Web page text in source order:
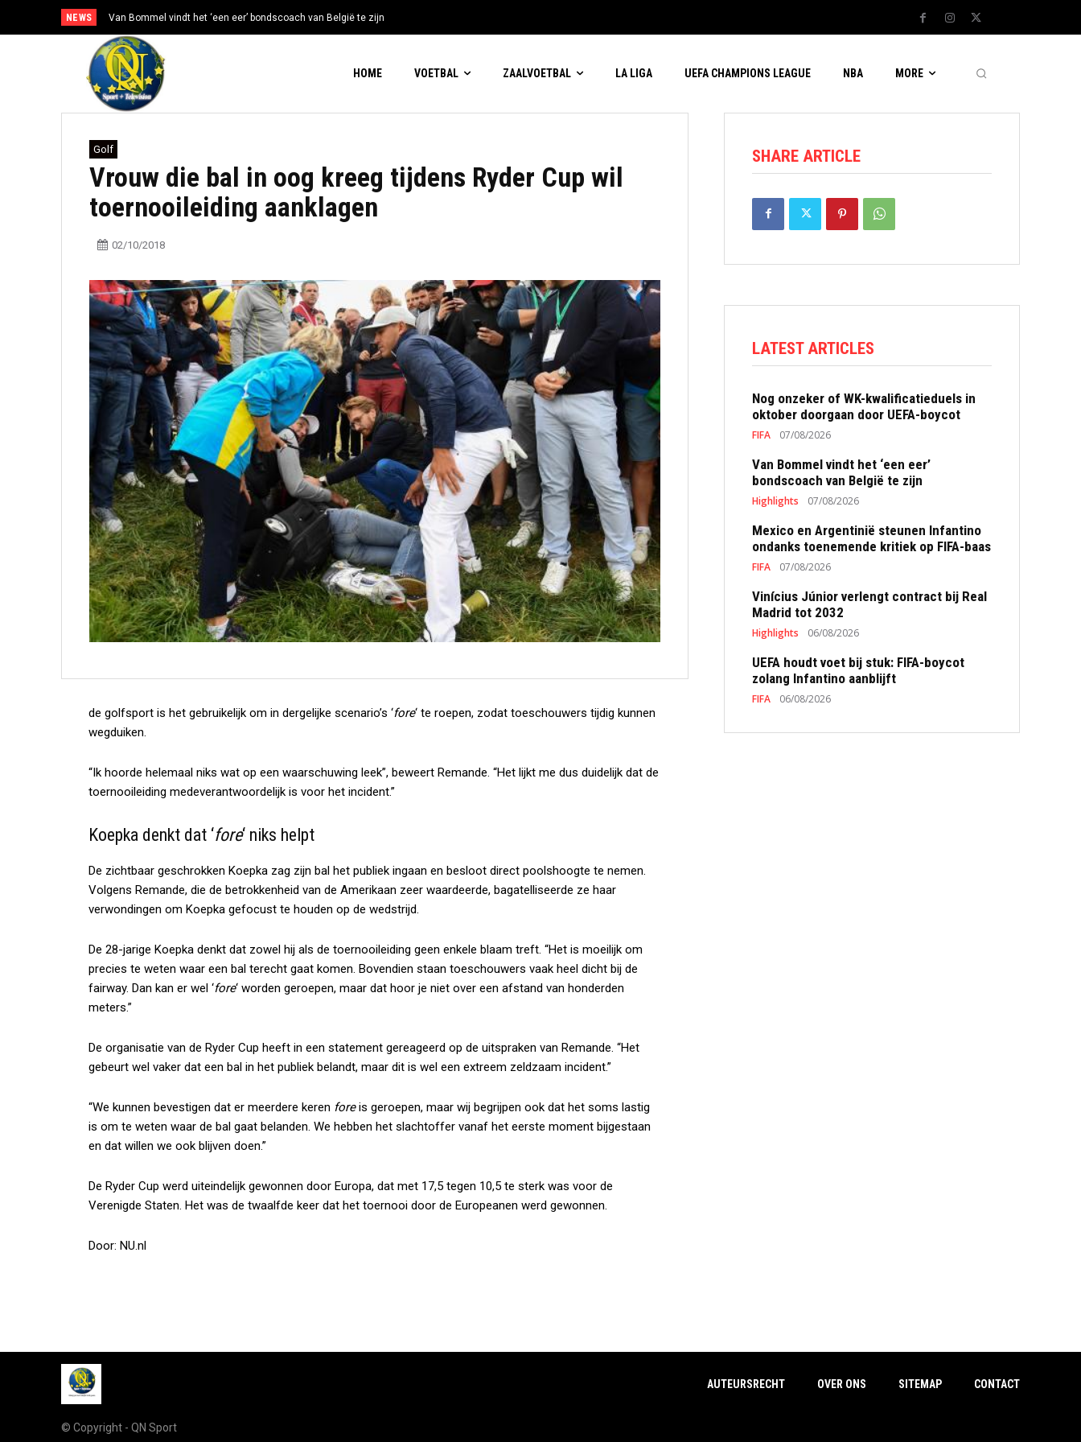
NEWS Van Bommel vindt het ‘een eer’ bondscoach van België te zijn
HOME VOETBAL ZAALVOETBAL LA LIGA UEFA CHAMPIONS LEAGUE NBA MORE
Golf
Vrouw die bal in oog kreeg tijdens Ryder Cup wil
toernooileiding aanklagen
02/10/2018
de golfsport is het gebruikelijk om in dergelijke scenario’s ‘fore‘ te roepen, zodat toeschouwers tijdig kunnen
wegduiken.
“Ik hoorde helemaal niks wat op een waarschuwing leek”, beweert Remande. “Het lijkt me dus duidelijk dat de
toernooileiding medeverantwoordelijk is voor het incident.”
Koepka denkt dat ‘fore‘ niks helpt
De zichtbaar geschrokken Koepka zag zijn bal het publiek ingaan en besloot direct poolshoogte te nemen.
Volgens Remande, die de betrokkenheid van de Amerikaan zeer waardeerde, bagatelliseerde ze haar
verwondingen om Koepka gefocust te houden op de wedstrijd.
De 28-jarige Koepka denkt dat zowel hij als de toernooileiding geen enkele blaam treft. “Het is moeilijk om
precies te weten waar een bal terecht gaat komen. Bovendien staan toeschouwers vaak heel dicht bij de
fairway. Dan kan er wel ‘fore‘ worden geroepen, maar dat hoor je niet over een afstand van honderden
meters.”
De organisatie van de Ryder Cup heeft in een statement gereageerd op de uitspraken van Remande. “Het
gebeurt wel vaker dat een bal in het publiek belandt, maar dit is wel een extreem zeldzaam incident.”
“We kunnen bevestigen dat er meerdere keren foreis geroepen, maar wij begrijpen ook dat het soms lastig
is om te weten waar de bal gaat belanden. We hebben het slachtoffer vanaf het eerste moment bijgestaan
en dat willen we ook blijven doen.”
De Ryder Cup werd uiteindelijk gewonnen door Europa, dat met 17,5 tegen 10,5 te sterk was voor de
Verenigde Staten. Het was de twaalfde keer dat het toernooi door de Europeanen werd gewonnen.
Door: NU.nl
SHARE ARTICLE
LATEST ARTICLES
Nog onzeker of WK-kwalificatieduels in
oktober doorgaan door UEFA-boycot
FIFA 07/08/2026
Van Bommel vindt het ‘een eer’
bondscoach van België te zijn
Highlights 07/08/2026
Mexico en Argentinië steunen Infantino
ondanks toenemende kritiek op FIFA-baas
FIFA 07/08/2026
Vinícius Júnior verlengt contract bij Real
Madrid tot 2032
Highlights 06/08/2026
UEFA houdt voet bij stuk: FIFA-boycot
zolang Infantino aanblijft
FIFA 06/08/2026
AUTEURSRECHT OVER ONS SITEMAP CONTACT
© Copyright - QN Sport